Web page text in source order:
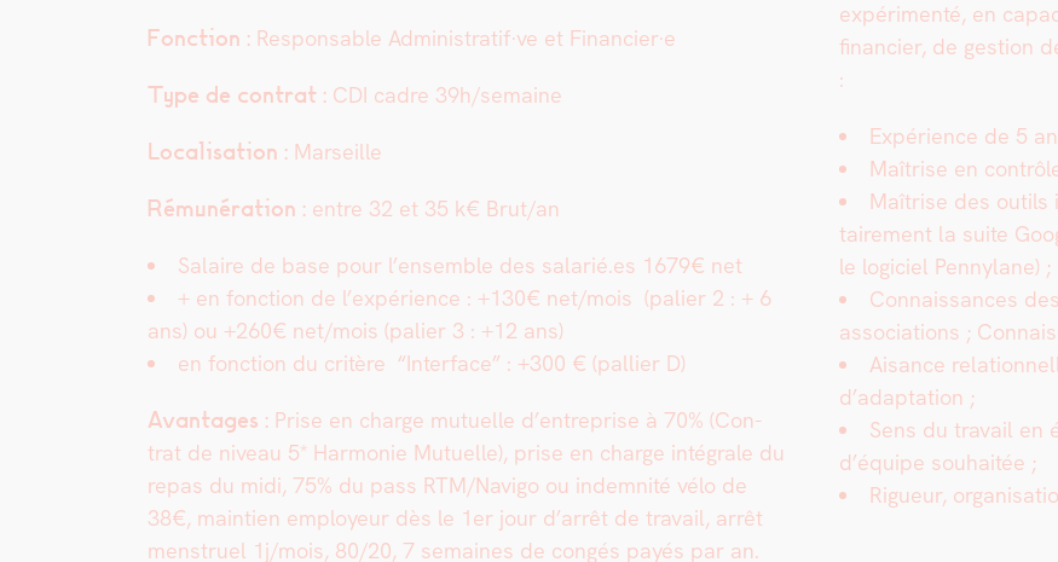
Fonc­tion : Respon­s­able Administratif·ve et Financier·e
Type de con­trat : CDI cadre 39h/semaine
Local­i­sa­tion : Mar­seille
Rémunéra­tion : entre 32 et 35 k€ Brut/an
Salaire de base pour l’ensem­ble des salarié.es 1679€ net
+ en fonc­tion de l’expérience : +130€ net/mois (palier 2 : + 6
ans) ou +260€ net/mois (palier 3 : +12 ans)
en fonc­tion du critère “Inter­face” : +300 € (pal­li­er D)
Avan­tages : Prise en charge mutuelle d’entreprise à 70% (Con­
trat de niveau 5* Har­monie Mutuelle), prise en charge inté­grale du
repas du midi, 75% du pass RTM/Navigo ou indem­nité vélo de
38€, main­tien employeur dès le 1er jour d’arrêt de tra­vail, arrêt
men­stru­el 1j/mois, 80/20, 7 semaines de con­gés payés par an.
expéri­men­té, en
financier, de ges­tion
:
Expéri­ence de 5
Maîtrise en
Maîtrise des out­ils
taire­ment la suite
le logi­ciel Pen­ny­lane) ;
Con­nais­sances
asso­ci­a­tions ;
Aisance
d’adaptation ;
Sens du tra­vail en
d’équipe souhaitée ;
Rigueur,